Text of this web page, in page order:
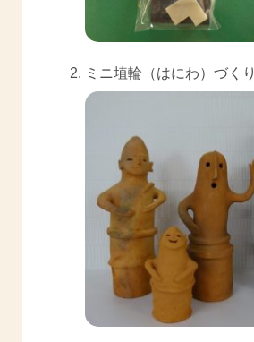
ミニ埴輪（はにわ）づくり